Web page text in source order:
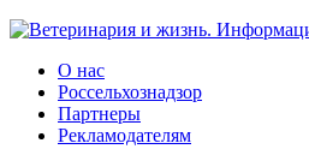
О нас
Россельхознадзор
Партнеры
Рекламодателям